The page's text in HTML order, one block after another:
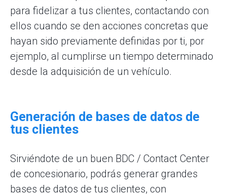
para fidelizar a tus clientes, contactando con
ellos cuando se den acciones concretas que
hayan sido previamente definidas por ti, por
ejemplo, al cumplirse un tiempo determinado
desde la adquisición de un vehículo.
Generación de bases de datos de
tus clientes
Sirviéndote de un buen BDC / Contact Center
de concesionario, podrás generar grandes
bases de datos de tus clientes, con